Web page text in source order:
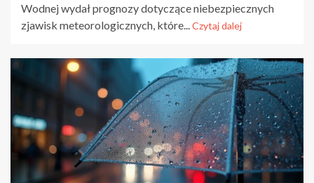
Wodnej wydał prognozy dotyczące niebezpiecznych
zjawisk meteorologicznych, które...Czytaj dalej